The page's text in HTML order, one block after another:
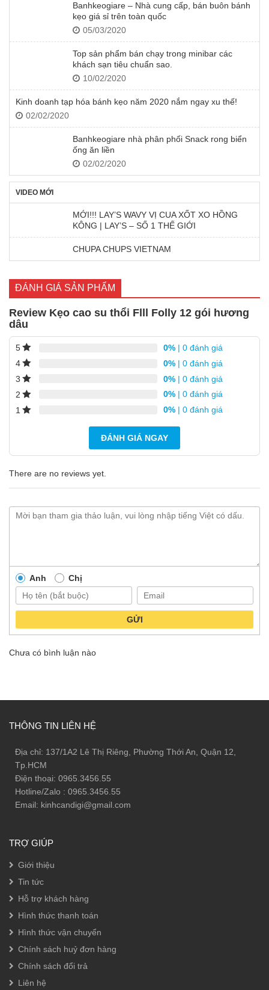
Banhkeogiare – Nhà cung cấp, bán buôn bánh
kẹo giá sỉ trên toàn quốc
05/03/2020
Top sản phẩm bán chạy trong minibar các
khách sạn tiêu chuẩn sao.
10/02/2020
Kinh doanh tạp hóa bánh kẹo năm 2020 nắm ngay xu thế!
02/02/2020
Banhkeogiare nhà phân phối Snack rong biển
ống ăn liền
02/02/2020
VIDEO MỚI
MỚI!!! LAY’S WAVY VỊ CUA XỐT XO HỒNG
KÔNG | LAY’S – SỐ 1 THẾ GIỚI
CHUPA CHUPS VIETNAM
ĐÁNH GIÁ SẢN PHẨM
Review Kẹo cao su thổi Flll Folly 12 gói hương
dâu
5 0% | 0 đánh giá
4
0% | 0 đánh giá
3
0% | 0 đánh giá
2
0% | 0 đánh giá
1
0% | 0 đánh giá
ĐÁNH GIÁ NGAY
There are no reviews yet.
Anh Chị
GỬI
Chưa có bình luận nào
THÔNG TIN LIÊN HỆ
Địa chỉ: 137/1A2 Lê Thị Riêng, Phường Thới An, Quận 12,
Tp.HCM
Điện thoại: 0965.3456.55
Hotline/Zalo : 0965.3456.55
Email: kinhcandigi@gmail.com
TRỢ GIÚP
Giới thiệu
Tin tức
Hỗ trợ khách hàng
Hình thức thanh toán
Hình thức vận chuyển
Chính sách huỷ đơn hàng
Chính sách đổi trả
Liên hệ